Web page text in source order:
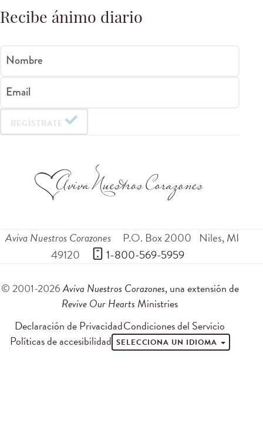
Recibe ánimo diario
Nombre
Email
REGÍSTRATE
Aviva Nuestros Corazones P.O. Box 2000 Niles,MI
49120
1-800-569-5959
© 2001-2026Aviva Nuestros Corazones, una extensión de
Revive Our Hearts Ministries
Declaración de PrivacidadCondiciones del Servicio
Políticas de accesibilidad SELECCIONA UN IDIOMA